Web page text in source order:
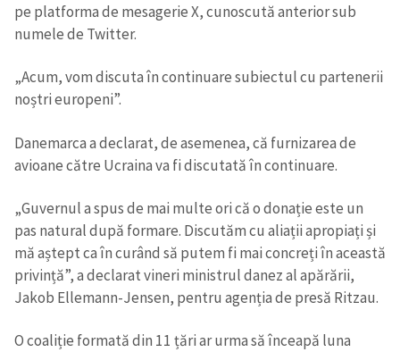
pe platforma de mesagerie X, cunoscută anterior sub
numele de Twitter.
„Acum, vom discuta în continuare subiectul cu partenerii
noștri europeni”.
Danemarca a declarat, de asemenea, că furnizarea de
avioane către Ucraina va fi discutată în continuare.
„Guvernul a spus de mai multe ori că o donație este un
pas natural după formare. Discutăm cu aliații apropiați și
mă aștept ca în curând să putem fi mai concreți în această
privință”, a declarat vineri ministrul danez al apărării,
Jakob Ellemann-Jensen, pentru agenția de presă Ritzau.
O coaliție formată din 11 țări ar urma să înceapă luna